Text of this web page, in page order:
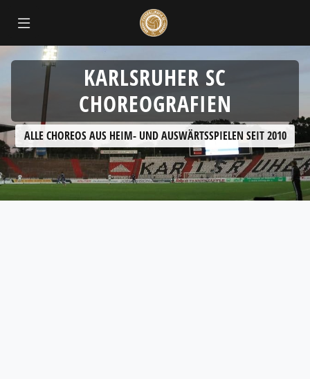
KARLSRUHER SC
CHOREOGRAFIEN
ALLE CHOREOS AUS HEIM- UND AUSWÄRTSSPIELEN SEIT 2010